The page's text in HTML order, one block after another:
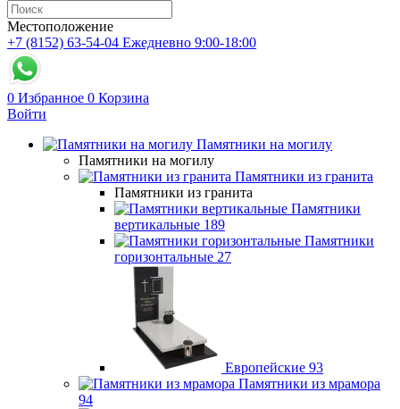
Местоположение
+7 (8152) 63-54-04 Ежедневно 9:00-18:00
0 Избранное 0 Корзина
Войти
Памятники на могилу
Памятники на могилу
Памятники из гранита
Памятники из гранита
Памятники
вертикальные 189
Памятники
горизонтальные 27
Европейские 93
Памятники из мрамора
94